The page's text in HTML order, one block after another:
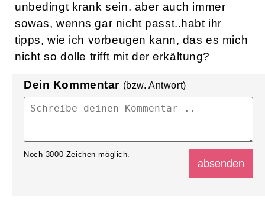
unbedingt krank sein. aber auch immer
sowas, wenns gar nicht passt..habt ihr
tipps, wie ich vorbeugen kann, das es mich
nicht so dolle trifft mit der erkältung?
Dein Kommentar (bzw. Antwort)
Noch 3000 Zeichen möglich.